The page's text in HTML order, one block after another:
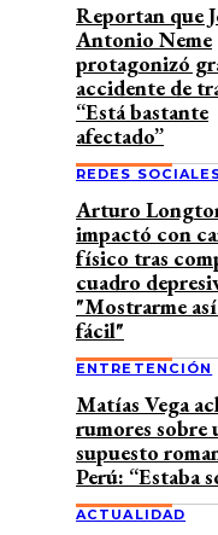
Reportan que
Antonio Neme
protagonizó
accidente de
“Está bastante
afectado”
REDES
Arturo
impactó con
físico tras
cuadro
"Mostrarme
fácil"
ENTRETENCIÓN
Matías Vega
rumores sobre
supuesto
Perú: “Estaba
ACTUALIDAD